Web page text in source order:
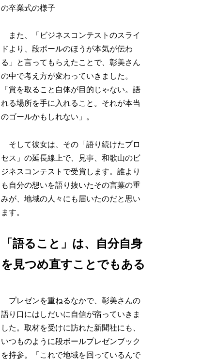
の卒業式の様子
また、「ビジネスコンテストのスライ
ドより、段ボールのほうが本気が伝わ
る」と言ってもらえたことで、彰美さん
の中で考え方が変わっていきました。
「賞を取ること自体が目的じゃない。語
れる場所を手に入れること。それが本当
のゴールかもしれない」。
そして彼女は、その「語り続けたプロ
セス」の延長線上で、見事、和歌山のビ
ジネスコンテストで受賞します。誰より
も自分の想いを語り抜いたその言葉の重
みが、地域の人々にも届いたのだと思い
ます。
「語ること」は、自分自身
を見つめ直すことでもある
プレゼンを重ねるなかで、彰美さんの
語り口にはしだいに自信が宿っていきま
した。取材を受けに訪れた新聞社にも、
いつものように段ボールプレゼンブック
を持参。「これで地域を回っているんで